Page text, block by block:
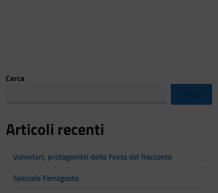
Cerca
CERCA
Articoli recenti
Volontari, protagonisti della Festa del Racconto
Speciale Ferragosto